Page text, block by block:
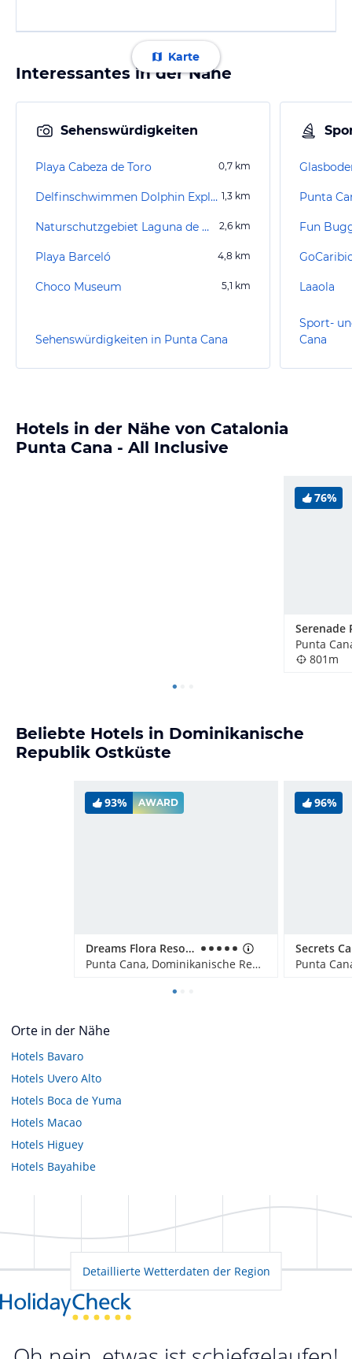
Karte
Interessantes in der Nähe
Sehenswürdigkeiten
Playa Cabeza de Toro 0,7 km
Delfinschwimmen Dolphin Explorer Bavaro 1,3 km
Naturschutzgebiet Laguna de Bávaro 2,6 km
Playa Barceló 4,8 km
Choco Museum 5,1 km
Sehenswürdigkeiten in Punta Cana
Fun
Laaola
Sport-
Cana
Hotels in der Nähe von Catalonia
Punta Cana - All Inclusive
76%
801m
Beliebte Hotels in Dominikanische
Republik Ostküste
93% AWARD
Dreams Flora Resort & Spa - All Inclusive
Punta Cana, Dominikanische Republik
96%
Orte in der Nähe
Hotels Bavaro
Hotels Uvero Alto
Hotels Boca de Yuma
Hotels Macao
Hotels Higuey
Hotels Bayahibe
Detaillierte Wetterdaten der Region